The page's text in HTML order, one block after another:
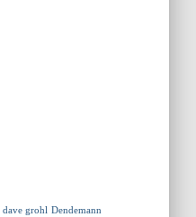
dave grohl Dendemann